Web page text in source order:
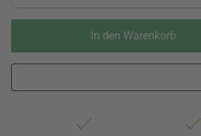
In den Warenkorb